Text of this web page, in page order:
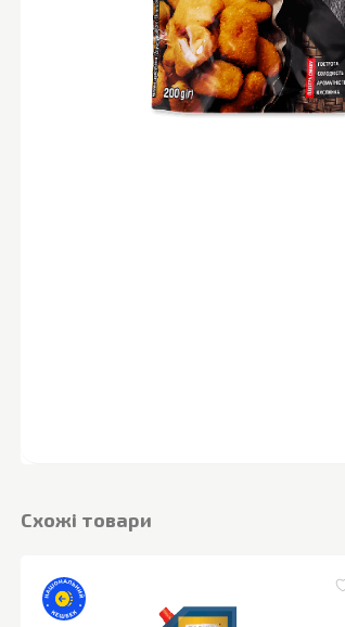
Cхожі товари